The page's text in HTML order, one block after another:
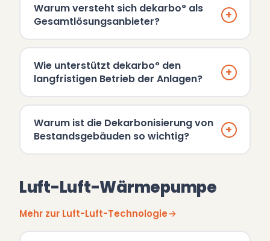
Warum versteht sich dekarbo° als
Gesamtlösungsanbieter?
+
Wie unterstützt dekarbo° den
langfristigen Betrieb der Anlagen?
+
Warum ist die Dekarbonisierung von
Bestandsgebäuden so wichtig?
+
Luft-Luft-Wärmepumpe
Mehr zur Luft-Luft-Technologie